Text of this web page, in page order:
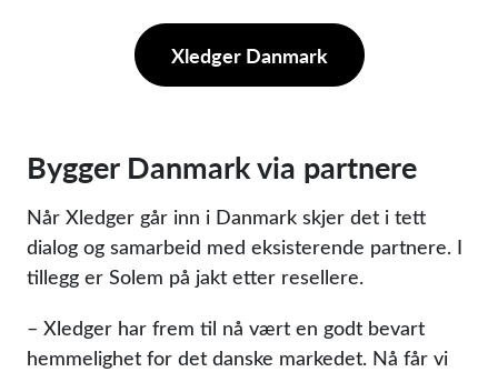
Xledger Danmark
Bygger Danmark via partnere
Når Xledger går inn i Danmark skjer det i tett
dialog og samarbeid med eksisterende partnere. I
tillegg er Solem på jakt etter resellere.
– Xledger har frem til nå vært en godt bevart
hemmelighet for det danske markedet. Nå får vi